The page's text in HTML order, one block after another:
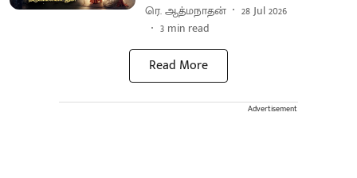
ரெ. ஆத்மநாதன்
28 Jul 2026
3 min read
Read More
Advertisement